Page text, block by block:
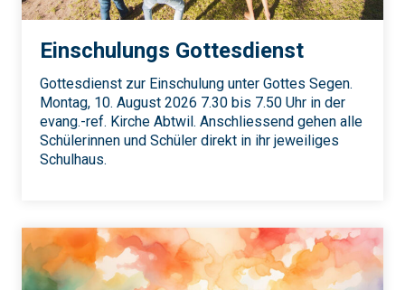
Einschulungs Gottesdienst
Gottesdienst zur Einschulung unter Gottes Segen.
Montag, 10. August 2026 7.30 bis 7.50 Uhr in der
evang.-ref. Kirche Abtwil. Anschliessend gehen alle
Schülerinnen und Schüler direkt in ihr jeweiliges
Schulhaus.